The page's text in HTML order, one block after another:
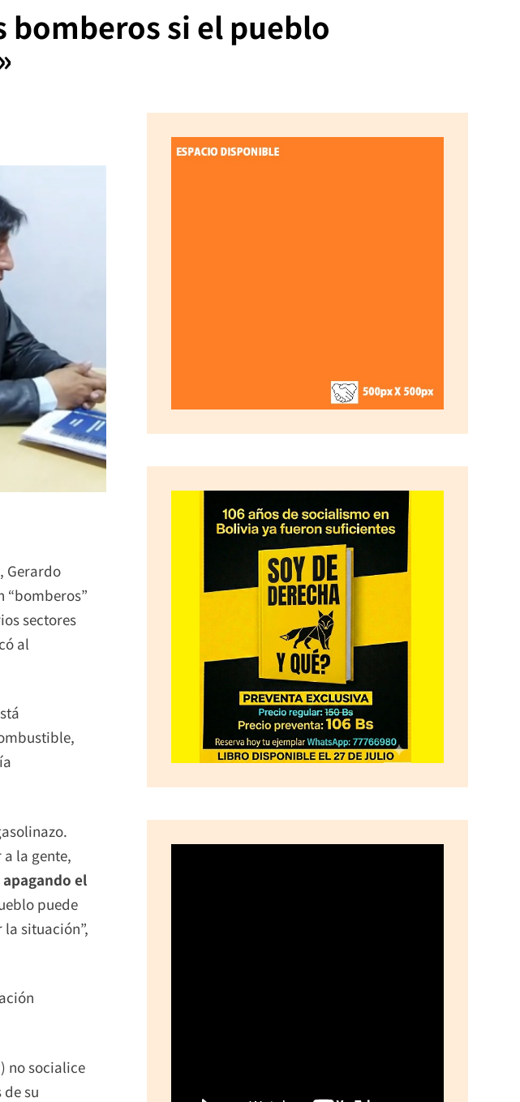
bomberos si el pueblo
Gerardo
“bomberos”
sectores
al
la gente,
el
puede
situación”,
no socialice
su